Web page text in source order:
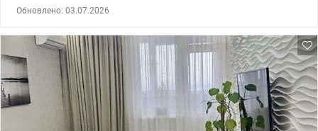
деревом. Хорошее жилое состояние. Чистый ухоженный
подъезд, грузовой и пассажирский лифт, есть консьерж. На
выходе установлен пандус. Ухоженная придомовая территория.
Рядом остановка общественного транспорта. Рядом есть
садики, школы, детские и спортплощадки, супермаркеты, ТЦ,
кафе и рестораны, аптеки. Хорошая транспортная развязка.
Цена 56 000 у.е. (093) 939-77-45, (097) 939-77-45 Нина.
Обновлено: 03.07.2026